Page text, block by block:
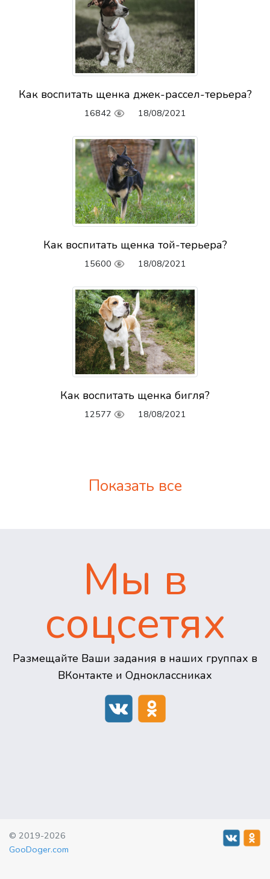
Как воспитать щенка джек-рассел-терьера?
16842 18/08/2021
Как воспитать щенка той-терьера?
15600 18/08/2021
Как воспитать щенка бигля?
12577 18/08/2021
Показать все
Мы в
соцсетях
Размещайте Ваши задания в наших группах в
ВКонтакте и Одноклассниках
© 2019-2026
GooDoger.com